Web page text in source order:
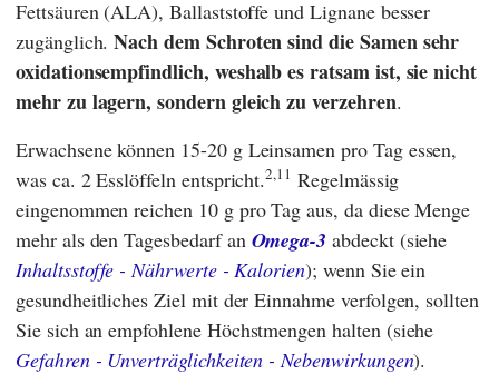
Fettsäuren (ALA), Ballaststoffe und Lignane besser
zugänglich.Nach dem Schroten sind die Samen sehr
oxidationsempfindlich, weshalb es ratsam ist, sie nicht
mehr zu lagern, sondern gleich zu verzehren.
Erwachsene können 15-20 g Leinsamen pro Tag essen,
was ca. 2 Esslöffeln entspricht.2,11 Regelmässig
eingenommen reichen 10 g pro Tag aus, da diese Menge
mehr als den Tagesbedarf an Omega-3 abdeckt (siehe
Inhaltsstoffe - Nährwerte - Kalorien); wenn Sie ein
gesundheitliches Ziel mit der Einnahme verfolgen, sollten
Sie sich an empfohlene Höchstmengen halten (siehe
Gefahren - Unverträglichkeiten - Nebenwirkungen).